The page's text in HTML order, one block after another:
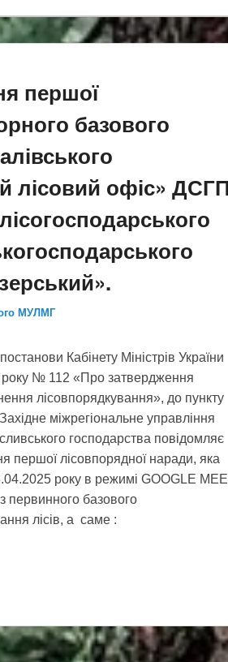
першої
базового
лісовий офіс» ДСГП
МУЛМГ
Кабінету Міністрів України
року № 112 «Про затвердження
лісовпорядкування», до пункту
міжрегіональне управління
господарства повідомляє
першої лісовпорядної наради, яка
року в режимі GOOGLE
первинного базового
лісів, а саме :